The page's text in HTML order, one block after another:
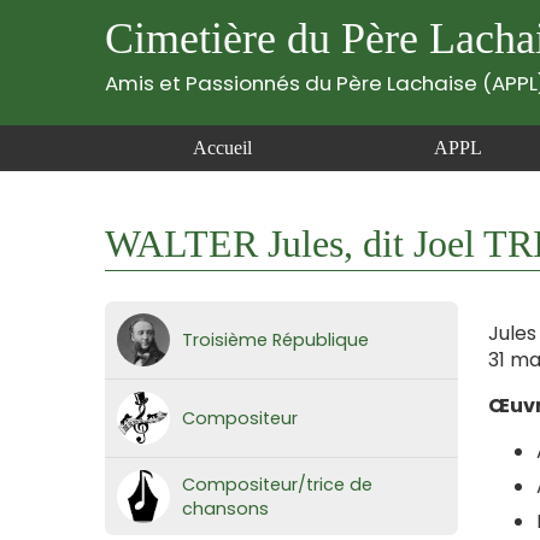
Cimetière du Père
Amis et Passionnés du Père Lachaise
Accueil APPL
WALTER Jules, dit Joel
Troisième République
Compositeur
Compositeur/trice de
chansons
31